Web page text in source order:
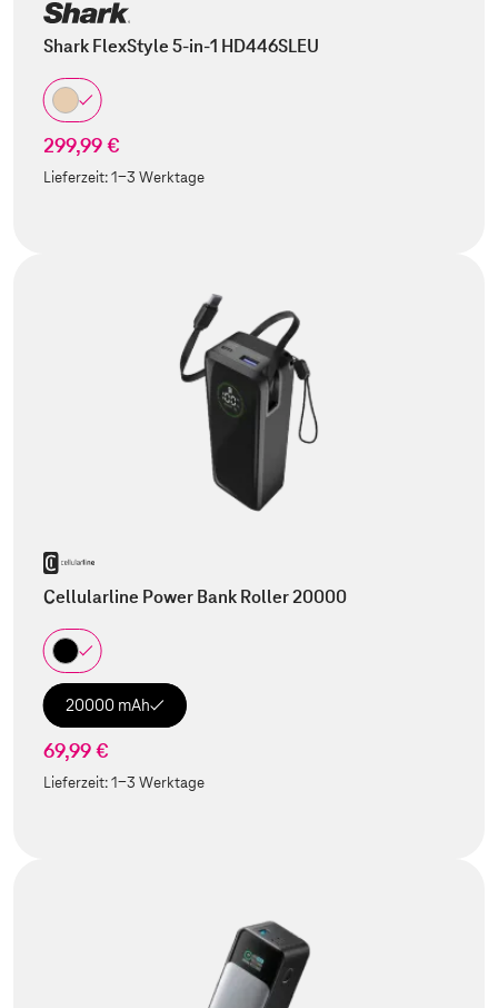
Shark FlexStyle 5-in-1 HD446SLEU
299,99 €
Lieferzeit:1-3 Werktage
Cellularline Power Bank Roller 20000
20000 mAh
69,99 €
Lieferzeit:1-3 Werktage